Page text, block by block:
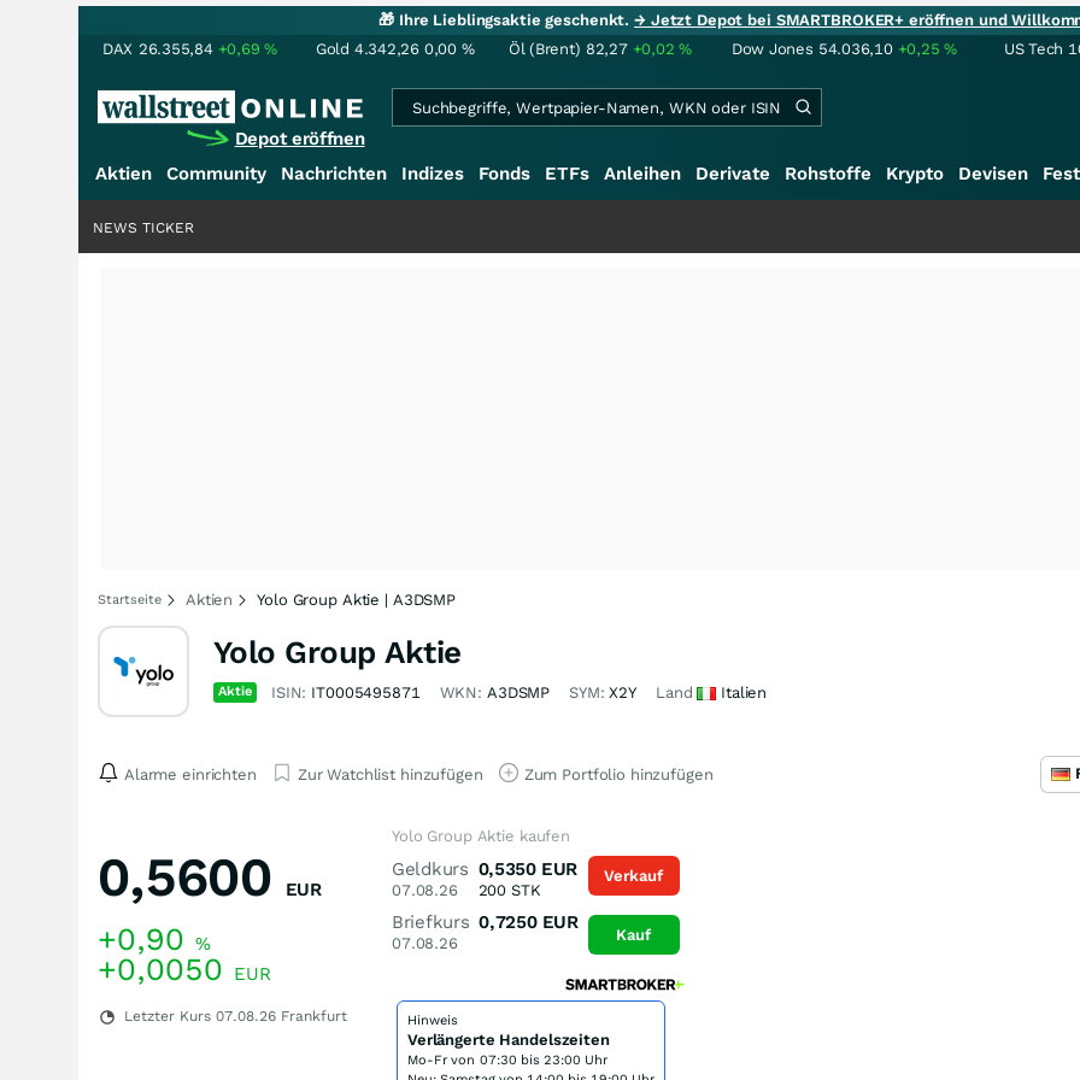
🎁 Ihre Lieblingsaktie geschenkt.→ Jetzt Depot bei SMARTBROKER+ eröffnen und
DAX 26.355,84 +0,69% Gold 4.342,26 0,00 % Öl (Brent) 82,27 +0,02% Dow Jones 54.036,10 +0,25% US Tech
Depot eröffnen
Aktien Community Nachrichten Indizes Fonds ETFs Anleihen Derivate Rohstoffe Krypto Devisen
NEWS TICKER
Startseite Aktien Yolo Group Aktie | A3DSMP
Yolo Group Aktie
Aktie ISIN: IT0005495871 WKN: A3DSMP SYM:X2Y Land Italien
Alarme einrichten Zur Watchlist hinzufügen Zum Portfolio hinzufügen
0,5600 EUR
+0,90 %
+0,0050 EUR
Letzter Kurs 07.08.26 Frankfurt
Yolo Group Aktie kaufen
Geldkurs
07.08.26
0,5350 EUR
200 STK
Briefkurs
07.08.26
0,7250 EUR
Verkauf
Kauf
Hinweis
Verlängerte Handelszeiten
Mo-Fr von 07:30 bis 23:00 Uhr